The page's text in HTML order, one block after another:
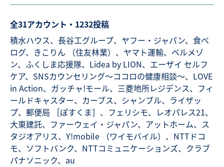
全31アカウント・1232投稿
積水ハウス、長谷工グループ、ヤフー・ジャパン、食べ
ログ、きこりん （住友林業）、ヤマト運輸、ベルメゾ
ン、ふくしま応援隊、Lidea by LION、エーザイ セルフ
ケア、SNSカウンセリング～ココロの健康相談～、LOVE
in Action、ガッチャ!モール、三菱地所レジデンス、フィ
ールドキャスター、カーブス、シャンブル、ライザッ
プ、郵便局 ［ぽすくま］、フェリシモ、レオパレス21、
大東建託、ファーウェイ・ジャパン、アットホーム、ス
タジオアリス、Y!mobile （ワイモバイル）、NTTドコ
モ、ソフトバンク、NTTコミュニケーションズ、クラブ
パナソニック、au